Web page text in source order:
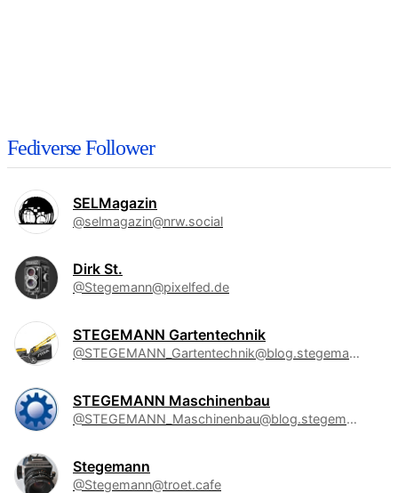
Fediverse Follower
SELMagazin
@selmagazin@nrw.social
Dirk St.
@Stegemann@pixelfed.de
STEGEMANN Gartentechnik
@STEGEMANN_Gartentechnik@blog.stegemann.de
STEGEMANN Maschinenbau
@STEGEMANN_Maschinenbau@blog.stegemann.de
Stegemann
@Stegemann@troet.cafe